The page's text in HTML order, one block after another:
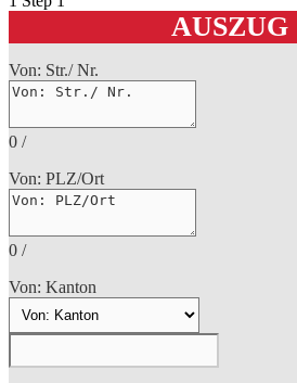
AUSZUG
Von: Str./ Nr.
0 /
Von: PLZ/Ort
0 /
Von: Kanton